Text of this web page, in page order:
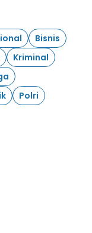
Bisnis
Kriminal
Polri